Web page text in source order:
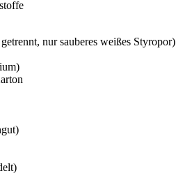
nur sauberes weißes Styropor)